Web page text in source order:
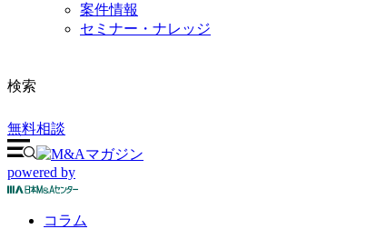
案件情報
セミナー・ナレッジ
検索
無料相談
powered by
コラム